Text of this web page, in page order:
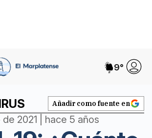
9°
Añadir como fuente en
2021 | hace 5 años